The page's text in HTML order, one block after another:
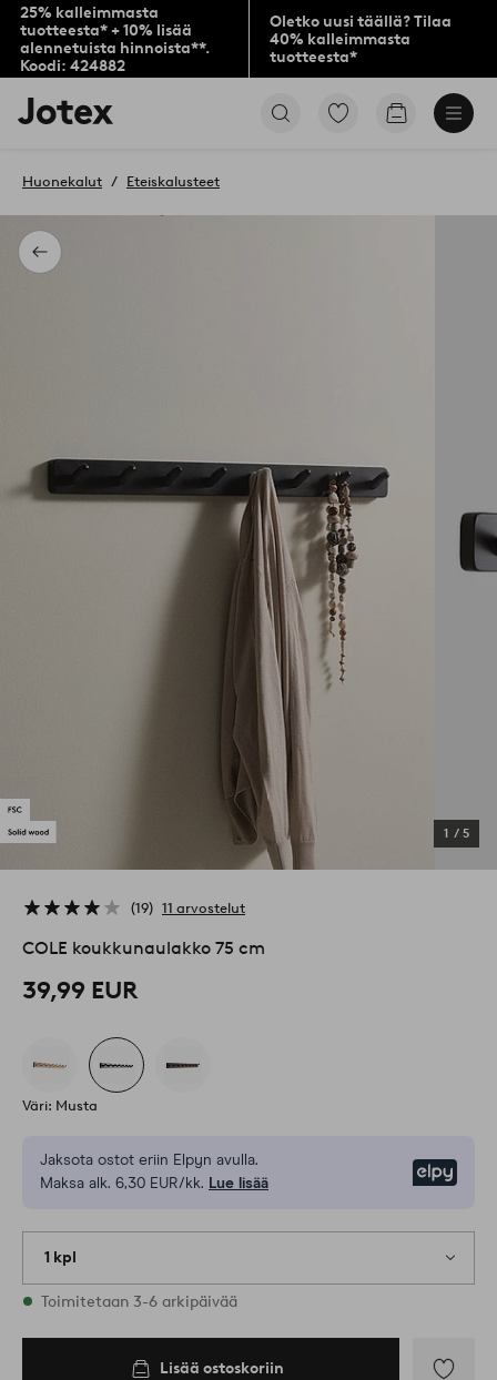
25% kalleimmasta
tuotteesta* + 10% lisää
alennetuista hinnoista**.
Koodi: 424882
Oletko uusi täällä? Tilaa
40% kalleimmasta
tuotteesta*
Jotex-
logo
aloitussivulle
Siirry
Siirry
Takaisin
Huonekalut Eteiskalusteet
1 / 5
19 11 arvostelut
COLE koukkunaulakko 75 cm
39,99 EUR
Väri: Musta
Jaksota ostot eriin Elpyn avulla.
Maksa alk. 6,30 EUR/kk. Lue lisää
1 kpl
Varastossa
Toimitetaan 3-6 arkipäivää
Lisää ostoskoriin